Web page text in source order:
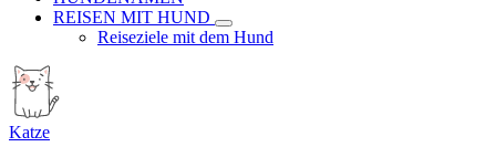
REISEN MIT HUND
Reiseziele mit dem Hund
Katze